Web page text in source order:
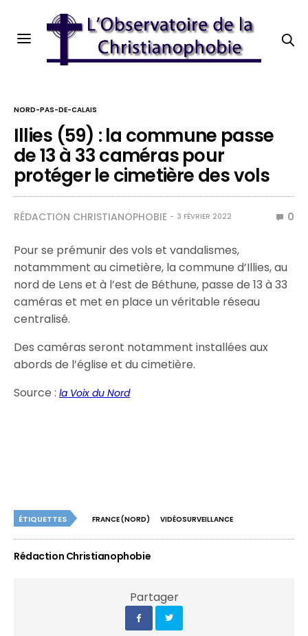
NORD-PAS-DE-CALAIS
Illies (59) : la commune passe
de 13 à 33 caméras pour
protéger le cimetière des vols
RÉDACTION CHRISTIANOPHOBIE 3 FÉVRIER 2022 0
Pour se prémunir des vols et vandalismes,
notammment au cimetière, la commune d’Illies, au
nord de Lens et à l’est de Béthune, passe de 13 à 33
caméras et met en place un véritable réseau
centralisé.
Des caméras seront notamment installées aux
abords de l’église et du cimetière.
Source :la Voix du Nord
ÉTIQUETTES FRANCE (NORD) VIDÉOSURVEILLANCE
Rédaction Christianophobie
Partager